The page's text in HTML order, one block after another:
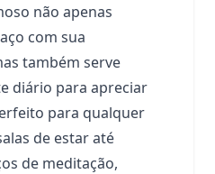
não apenas
com sua
também serve
diário para apreciar
para qualquer
de estar até
de meditação,